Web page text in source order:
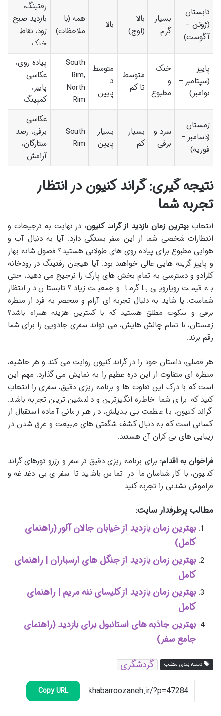
تابستان
(ژوئن –
آگوست)
بسیار
گرم
بالا
(اوج)
بالا
همه (با
ملاحظات)
رفتینگ،
بازدید صبح
زود، نقاط
خنک
پاییز
(سپتامبر –
نوامبر)
خنک
و
مطبوع
متوسط
تا کم
متوسط
تا
پایین
South
Rim,
North
Rim
پیاده روی،
عکاسی
پاییز،
کمپینگ
زمستان
(دسامبر –
فوریه)
سرد و
برفی
بسیار
کم
بسیار
پایین
South
Rim
عکاسی
برفی، رصد
ستارگان،
آرامش
نتیجه گیری: گراند کنیون در انتظار
تجربه شما
انتخاببهترین زمان بازدید از گراند کنیون، در نهایت به ترجیحات و
انتظارات شخصی شما از این سفر بستگی دارد. آیا به دنبال آب و
هوایی مطبوع برای پیاده روی های طولانی هستید؟ فصول شانه بهار
و پاییز گزینه هایی عالی خواهند بود. آیا هیجان رفتینگ در رودخانه
کلرادو و دسترسی به تمام بخش های پارک را ترجیح می دهید، حتی
به قیمت رویارویی با گرما و جمعیت زیاد؟ تابستان در انتظار
شماست. یا شاید به دنبال تجربه ای آرام و منحصر به فرد از منظره
برفی و سکوت مطلق هستید که با کمترین هزینه همراه باشد؟
زمستان، با تمام چالش هایش، می تواند سفری جادویی را برای شما
رقم بزند.
هر فصلی، داستان خود را در گراند کنیون روایت می کند و هر حاشیه،
منظره ای متفاوت از این دره عظیم را به نمایش می گذارد. مهم این
است که با درک این تفاوت ها و برنامه ریزی دقیق، سفری را انتخاب
کنید که برای شما خاطره انگیزترین و دلنشین ترین تجربه باشد.
گراند کنیون، با عظمت بی بدیلش، در هر زمانی آماده استقبال از
کسانی است که به دنبال کشف شگفتی های طبیعت و غرق شدن در
زیبایی های بی کران آن هستند.
فراخوان به اقدام: برای برنامه ریزی دقیق تر سفر و رزرو تورهای گراند
کنیون، با کارشناسان ما در تماس باشید تا سفری بی دغدغه و
فراموش نشدنی را تجربه کنید.
مطالب پرطرفدار سایت:
بهترین زمان بازدید از خیابان جالان آلور (راهنمای
کامل)
بهترین زمان بازدید از جنگل های ارسباران | راهنمای
کامل
بهترین زمان بازدید از کلیسای ننه مریم | راهنمای
کامل
بهترین جاذبه های استانبول برای بازدید (راهنمای
جامع سفر)
دسته بندی مطلب گردشگری
Copy URL